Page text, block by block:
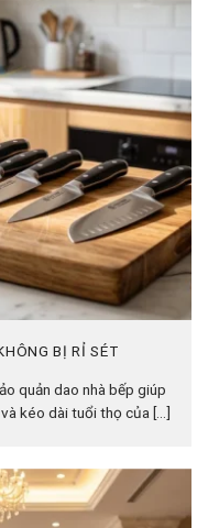
BỊ RỈ SÉT
quản dao nhà bếp giúp
kéo dài tuổi thọ của [...]